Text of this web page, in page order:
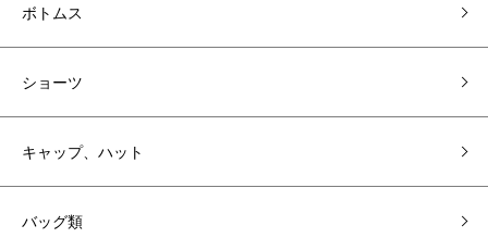
ボトムス
ショーツ
キャップ、ハット
バッグ類